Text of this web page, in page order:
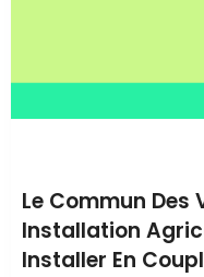
Le Commun Des
Installation
Installer En